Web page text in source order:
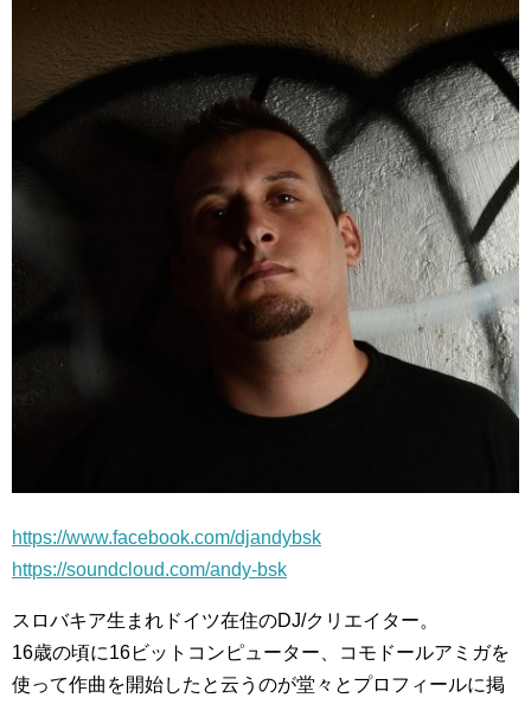
https://www.facebook.com/djandybsk
https://soundcloud.com/andy-bsk
スロバキア生まれドイツ在住のDJ/クリエイター。
16歳の頃に16ビットコンピューター、コモドールアミガを
使って作曲を開始したと云うのが堂々とプロフィールに掲